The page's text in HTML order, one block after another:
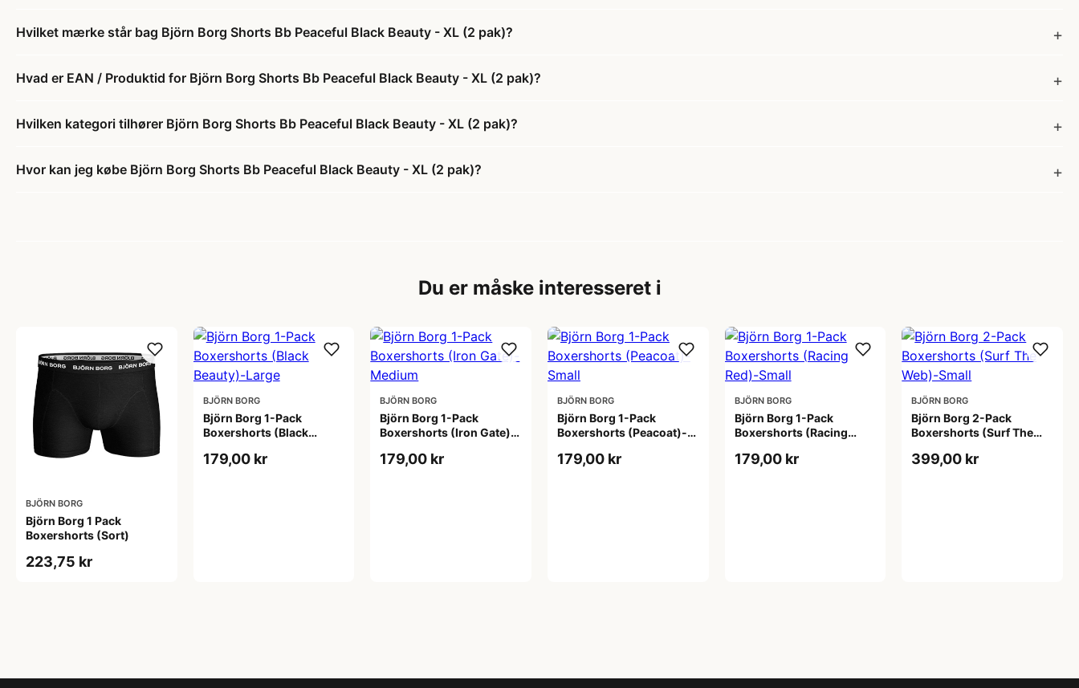
Hvilket mærke står bag Björn Borg Shorts Bb Peaceful Black Beauty - XL (2 pak)?
Hvad er EAN / Produktid for Björn Borg Shorts Bb Peaceful Black Beauty - XL (2 pak)?
Hvilken kategori tilhører Björn Borg Shorts Bb Peaceful Black Beauty - XL (2 pak)?
Hvor kan jeg købe Björn Borg Shorts Bb Peaceful Black Beauty - XL (2 pak)?
Du er måske interesseret i
BJÖRN BORG
Björn Borg 1 Pack
Boxershorts (Sort)
223,75 kr
BJÖRN BORG
Björn Borg 1-Pack
Boxershorts (Black
179,00 kr
BJÖRN BORG
Björn Borg 1-Pack
Boxershorts (Iron Gate)-
179,00 kr
BJÖRN BORG
Björn Borg 1-Pack
Boxershorts (Peacoat)-
179,00 kr
BJÖRN BORG
Björn Borg 1-Pack
Boxershorts (Racing
179,00 kr
BJÖRN BORG
Björn Borg 2-Pack
Boxershorts (Surf The
399,00 kr